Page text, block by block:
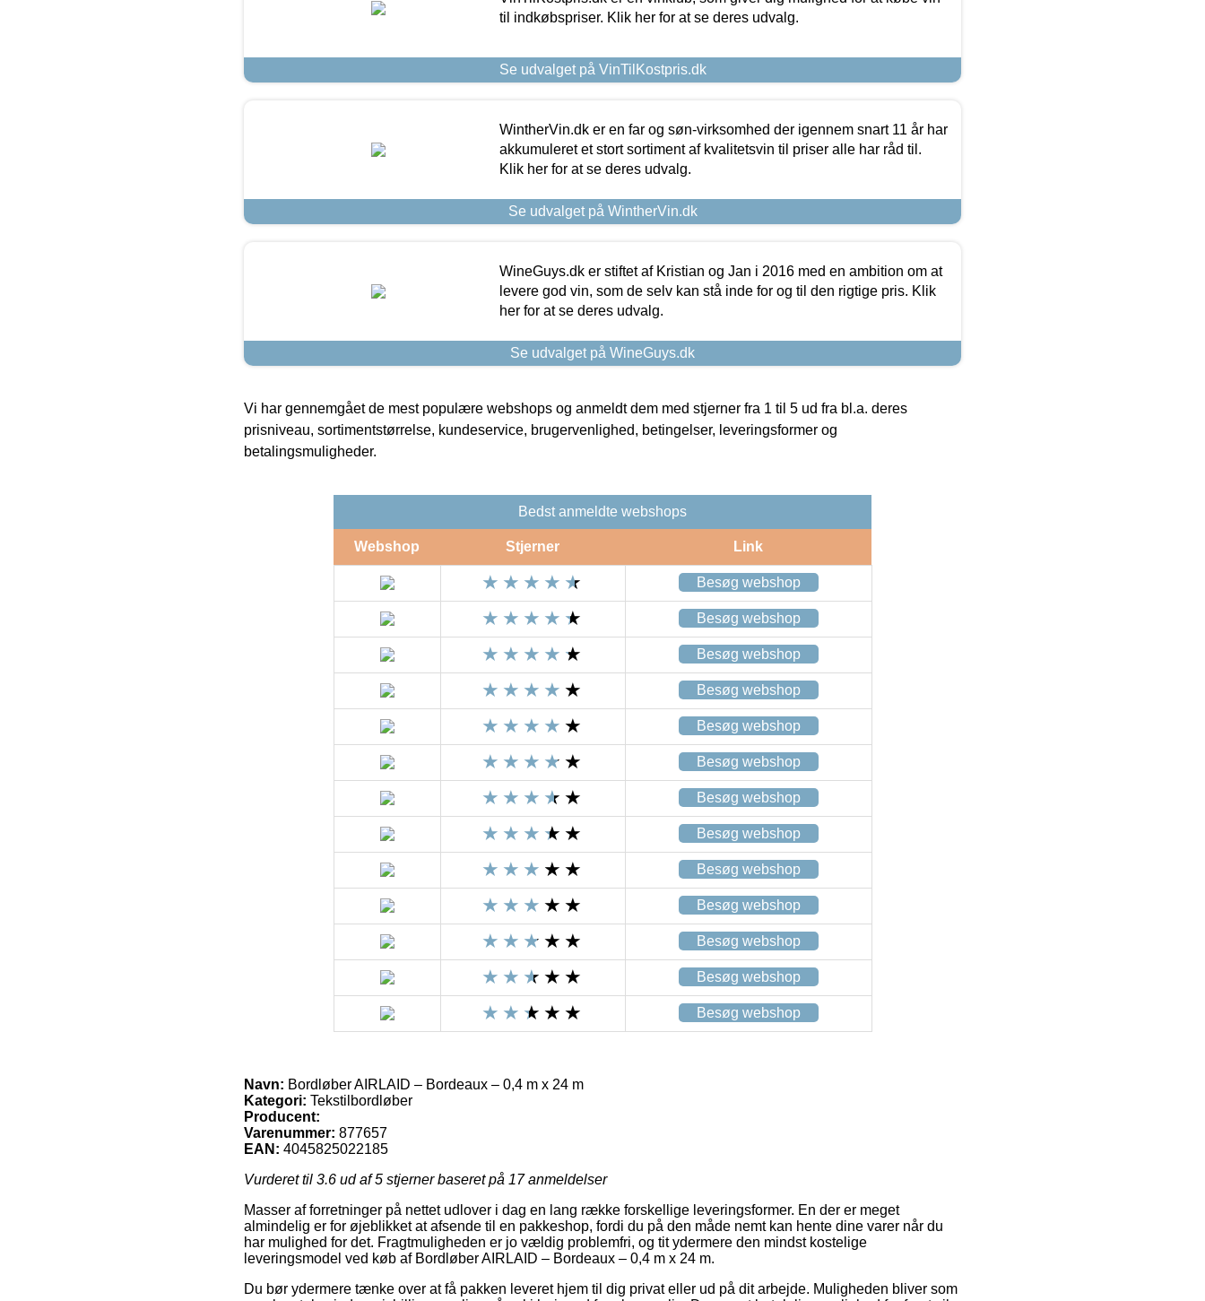
til indkøbspriser. Klik her for at se deres udvalg.
Se udvalget på VinTilKostpris.dk
WintherVin.dk er en far og søn-virksomhed der igennem snart 11 år har
akkumuleret et stort sortiment af kvalitetsvin til priser alle har råd til.
Klik her for at se deres udvalg.
Se udvalget på WintherVin.dk
WineGuys.dk er stiftet af Kristian og Jan i 2016 med en ambition om at
levere god vin, som de selv kan stå inde for og til den rigtige pris. Klik
her for at se deres udvalg.
Se udvalget på WineGuys.dk
Vi har gennemgået de mest populære webshops og anmeldt dem med stjerner fra 1 til 5 ud fra bl.a. deres
prisniveau, sortimentstørrelse, kundeservice, brugervenlighed, betingelser, leveringsformer og
betalingsmuligheder.
Bedst anmeldte webshops
Webshop Stjerner Link
Besøg webshop
Besøg webshop
Besøg webshop
Besøg webshop
Besøg webshop
Besøg webshop
Besøg webshop
Besøg webshop
Besøg webshop
Besøg webshop
Besøg webshop
Besøg webshop
Besøg webshop
Navn: Bordløber AIRLAID – Bordeaux – 0,4 m x 24 m
Kategori: Tekstilbordløber
Producent:
Varenummer: 877657
EAN: 4045825022185
Vurderet til 3.6 ud af 5 stjerner baseret på 17anmeldelser
Masser af forretninger på nettet udlover i dag en lang række forskellige leveringsformer. En der er meget
almindelig er for øjeblikket at afsende til en pakkeshop, fordi du på den måde nemt kan hente dine varer når du
har mulighed for det. Fragtmuligheden er jo vældig problemfri, og tit ydermere den mindst kostelige
leveringsmodel ved køb af Bordløber AIRLAID – Bordeaux – 0,4 m x 24 m.
Du bør ydermere tænke over at få pakken leveret hjem til dig privat eller ud på dit arbejde. Muligheden bliver som